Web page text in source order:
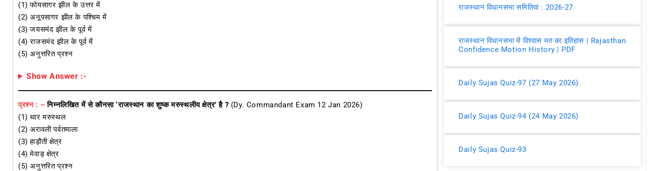
(1) फोयसागर झील के उत्तर में
(2) अनूपसागर झील के पश्चिम में
(3) जयसमंद झील के पूर्व में
(4) राजसमंद झील के पूर्व में
(5) अनुत्तरित प्रश्न
Show Answer :-
प्रश्न : – निम्नलिखित में से कौनसा ‘राजस्थान का शुष्क मरुस्थलीय क्षेत्र’ है ? (Dy. Commandant Exam 12 Jan 2026)
(1) थार मरुस्थल
(2) अरावली पर्वतमाला
(3) हाड़ौती क्षेत्र
(4) मेवाड़ क्षेत्र
(5) अनुत्तरित प्रश्न
राजस्थान विधानसभा समितियां : 2026-27
राजस्थान विधानसभा में विश्वास मत का इतिहास | Rajasthan
Confidence Motion History | PDF
Daily Sujas Quiz-97 (27 May 2026)
Daily Sujas Quiz-94 (24 May 2026)
Daily Sujas Quiz-93